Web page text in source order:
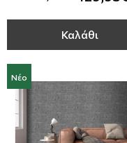
Καλάθι
Νέο